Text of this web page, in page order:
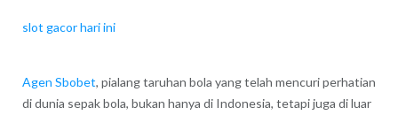
slot gacor hari ini
Agen Sbobet, pialang taruhan bola yang telah mencuri perhatian
di dunia sepak bola, bukan hanya di Indonesia, tetapi juga di luar